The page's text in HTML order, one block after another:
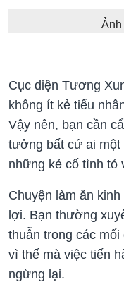
Ảnh
Cục diện Tương
không ít kẻ tiểu
Vậy nên, bạn cần
tưởng bất cứ ai một
những kẻ cố tình tỏ
Chuyện làm ăn
lợi. Bạn thường
thuẫn trong các
vì thế mà việc tiến
ngừng lại.